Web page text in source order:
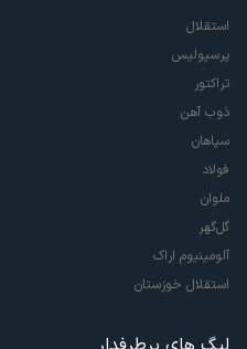
استقلال
پرسپولیس
تراکتور
ذوب آهن
سپاهان
فولاد
ملوان
گل‌گهر
آلومینیوم اراک
استقلال خوزستان